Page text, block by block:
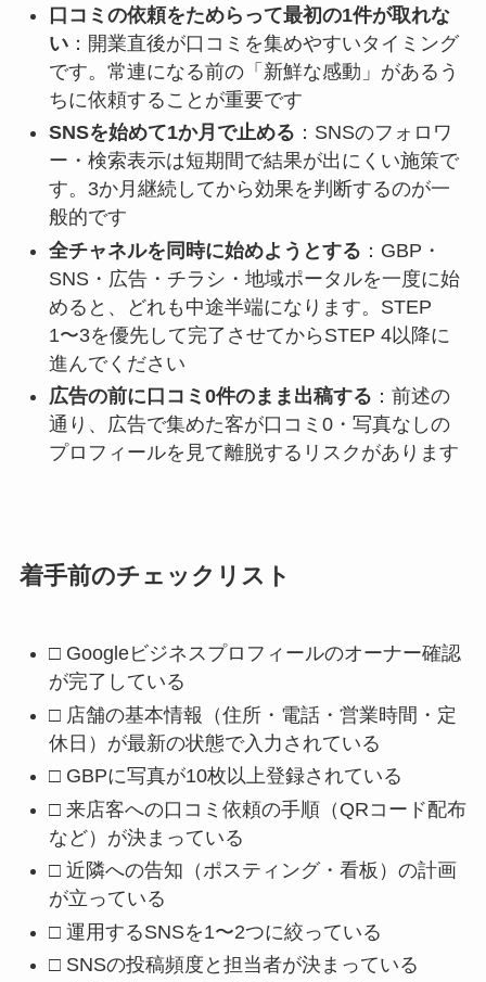
口コミの依頼をためらって最初の1件が取れな
い：開業直後が口コミを集めやすいタイミング
です。常連になる前の「新鮮な感動」があるう
ちに依頼することが重要です
SNSを始めて1か月で止める ：SNSのフォロワ
ー・検索表示は短期間で結果が出にくい施策で
す。3か月継続してから効果を判断するのが一
般的です
全チャネルを同時に始めようとする ：GBP・
SNS・広告・チラシ・地域ポータルを一度に始
めると、どれも中途半端になります。STEP
1〜3を優先して完了させてからSTEP 4以降に
進んでください
広告の前に口コミ0件のまま出稿する ：前述の
通り、広告で集めた客が口コミ0・写真なしの
プロフィールを見て離脱するリスクがあります
着手前のチェックリスト
□ Googleビジネスプロフィールのオーナー確認
が完了している
□ 店舗の基本情報（住所・電話・営業時間・定
休日）が最新の状態で入力されている
□ GBPに写真が10枚以上登録されている
□ 来店客への口コミ依頼の手順（QRコード配布
など）が決まっている
□ 近隣への告知（ポスティング・看板）の計画
が立っている
□ 運用するSNSを1〜2つに絞っている
□ SNSの投稿頻度と担当者が決まっている